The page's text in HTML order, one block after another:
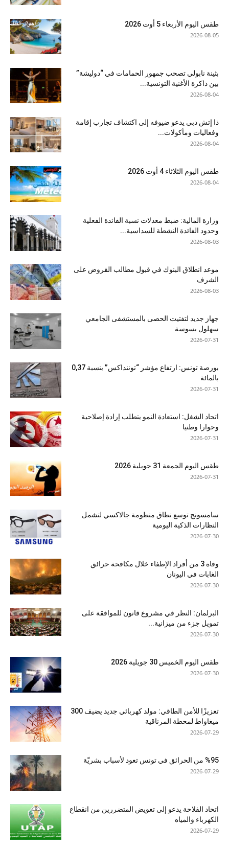
طقس اليوم الأربعاء 5 أوت 2026
2026-08-05
بثينة نابولي تصحب جمهور الحمامات في “دوليشة”
بين ذاكرة الأغنية التونسية...
2026-08-04
ذا إتش دبي يدعو ضيوفه إلى اكتشاف تجارب إقامة
وفعاليات ومأكولات...
2026-08-04
طقس اليوم الثلاثاء 4 أوت 2026
2026-08-04
وزارة المالية: ضبط معدلات نسبة الفائدة الفعلية
وحدود الفائدة النشطة للسداسية...
2026-08-03
موعد انطلاق البنوك في قبول مطالب القروض على
الشرف
2026-08-03
جهاز جديد لتفتيت الحصى بالمستشفى الجامعي
سهلول بسوسة
2026-07-31
بورصة تونس: ارتفاع مؤشر “توننداكس” بنسبة 0,37
بالمائة
2026-07-31
اتحاد الشغل: استعادة النمو يتطلب إرادة إصلاحية
وحوارا وطنيا
2026-07-31
طقس اليوم الجمعة 31 جويلية 2026
2026-07-31
سامسونج توسع نطاق منظومة جالاكسي لتشمل
النظارات الذكية اليومية
2026-07-30
وفاة 3 من أفراد الإطفاء خلال مكافحة حرائق
الغابات في اليونان
2026-07-30
البرلمان: النظر في مشروع قانون للموافقة على
تمويل جزء من ميزانية...
2026-07-30
طقس اليوم الخميس 30 جويلية 2026
2026-07-30
تعزيزًا للأمن الطاقي: مولد كهربائي جديد يضيف 300
ميغاواط لمحطة المرناقية
2026-07-29
%95 من الحرائق في تونس تعود لأسباب بشريّة
2026-07-29
اتحاد الفلاحة يدعو إلى تعويض المتضررين من انقطاع
الكهرباء والمياه
2026-07-29